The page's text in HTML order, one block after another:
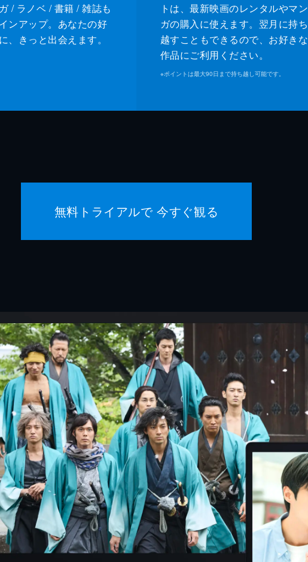
/ ラノベ / 書籍 / 雑誌も
ンアップ。あなたの好
、きっと出会えます。
トは、最新映画のレンタルやマン
ガの購入に使えます。翌月に持ち
越すこともできるので、お好きな
作品にご利用ください。
※ポイントは最大90日まで持ち越し可能です。
無料トライアルで 今すぐ観る